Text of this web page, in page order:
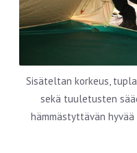
Sisäteltan korkeus,
sekä tuuletusten
hämmästyttävän